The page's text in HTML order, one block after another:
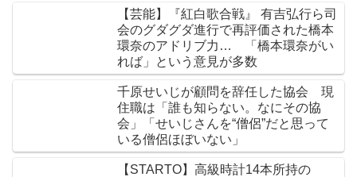
【芸能】『紅白歌合戦』 有吉弘行ら司
会のグダグダ進行で再評価された橋本
環奈のアドリブ力… 「橋本環奈がい
れば」という意見が多数
千原せいじが顧問を辞任した協会 現
住職は「誰も知らない。なにその協
会」「せいじさんを“僧侶”だと思って
いる僧侶ほぼいない」
【STARTO】高級時計14本所持の